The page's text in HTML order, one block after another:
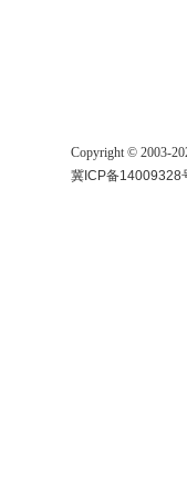
Copyright © 2003-
冀ICP备14009328